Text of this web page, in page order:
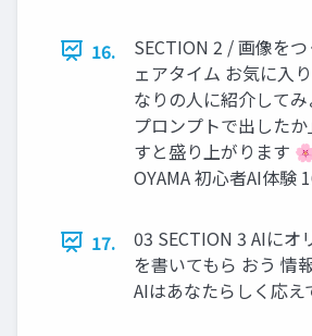
16.
SECTION 2 / 画像を
ェアタイム お気に⼊
なりの⼈に紹介して
プロンプトで出した
すと盛り上がります
OYAMA 初⼼者AI体験
17.
03 SECTION 3 AIにオ
を書いてもら おう 情
AIはあなたらしく応え